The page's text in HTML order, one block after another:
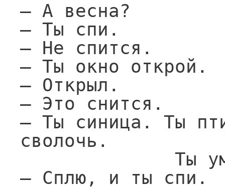
— А весна?
— Ты спи.
— Не спится.
— Ты окно открой.
— Открыл.
— Это снится.
— Ты синица. Ты
сволочь.
— Сплю, и ты спи.